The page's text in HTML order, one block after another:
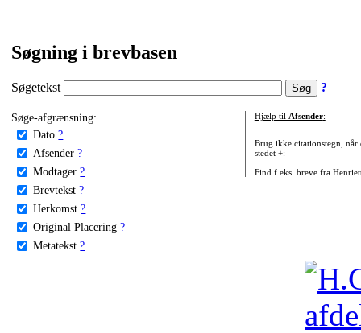
Søgning i brevbasen
Søgetekst ?
Søge-afgrænsning:
Dato ?
Afsender ?
Modtager ?
Brevtekst ?
Herkomst ?
Original Placering ?
Metatekst ?
Hjælp til Afsender:
Brug ikke citationstegn, når
stedet +:
Find f.eks. breve fra